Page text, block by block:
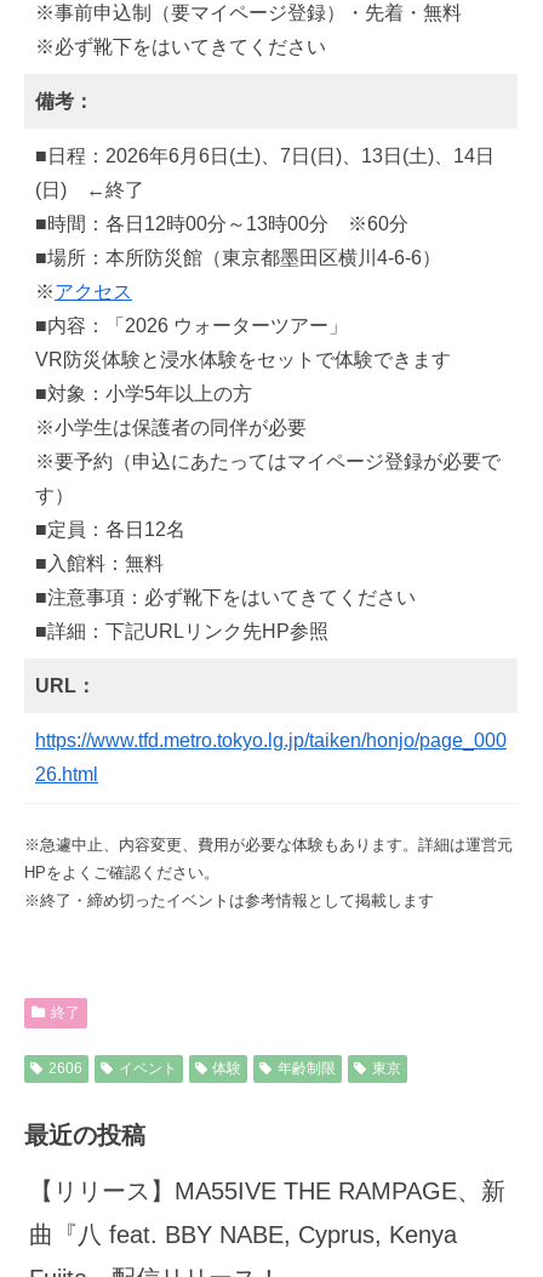
※事前申込制（要マイページ登録）・先着・無料
※必ず靴下をはいてきてください
備考：
■日程：2026年6月6日(土)、7日(日)、13日(土)、14日
(日) ←終了
■時間：各日12時00分～13時00分 ※60分
■場所：本所防災館（東京都墨田区横川4-6-6）
※アクセス
■内容：「2026 ウォーターツアー」
VR防災体験と浸水体験をセットで体験できます
■対象：小学5年以上の方
※小学生は保護者の同伴が必要
※要予約（申込にあたってはマイページ登録が必要で
す）
■定員：各日12名
■入館料：無料
■注意事項：必ず靴下をはいてきてください
■詳細：下記URLリンク先HP参照
URL：
https://www.tfd.metro.tokyo.lg.jp/taiken/honjo/page_000
26.html
※急遽中止、内容変更、費用が必要な体験もあります。詳細は運営元
HPをよくご確認ください。
※終了・締め切ったイベントは参考情報として掲載します
終了
2606 イベント 体験 年齢制限 東京
最近の投稿
【リリース】MA55IVE THE RAMPAGE、新
曲『八 feat. BBY NABE, Cyprus, Kenya